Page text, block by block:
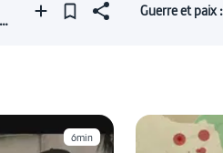
Guerre et paix
6min